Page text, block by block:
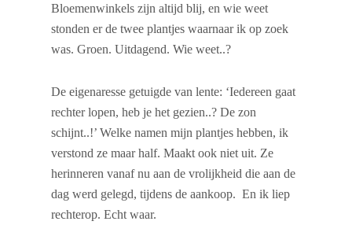
Bloemenwinkels zijn altijd blij, en wie weet
stonden er de twee plantjes waarnaar ik op zoek
was. Groen. Uitdagend. Wie weet..?
De eigenaresse getuigde van lente: ‘Iedereen gaat
rechter lopen, heb je het gezien..? De zon
schijnt..!’ Welke namen mijn plantjes hebben, ik
verstond ze maar half. Maakt ook niet uit. Ze
herinneren vanaf nu aan de vrolijkheid die aan de
dag werd gelegd, tijdens de aankoop. En ik liep
rechterop. Echt waar.